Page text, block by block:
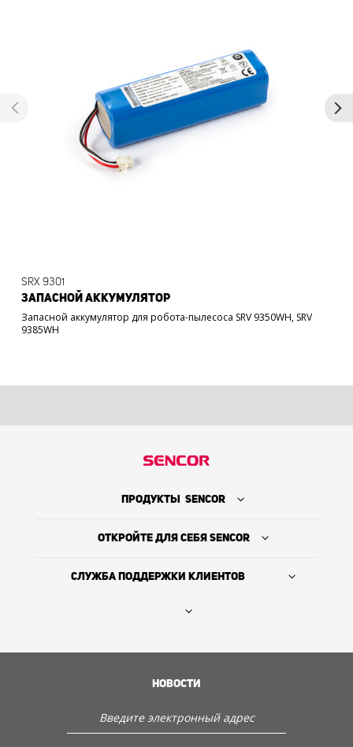
SRX 9301
ЗАПАСНОЙ АККУМУЛЯТОР
Запасной аккумулятор для робота-пылесоса SRV 9350WH, SRV
9385WH
ПРОДУКТЫ SENCOR
ОТКРОЙТЕ ДЛЯ СЕБЯ SENCOR
СЛУЖБА ПОДДЕРЖКИ КЛИЕНТОВ
НОВОСТИ